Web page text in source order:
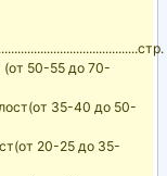
(от 50-55 до 70-
35-40 до 50-
20-25 до 35-